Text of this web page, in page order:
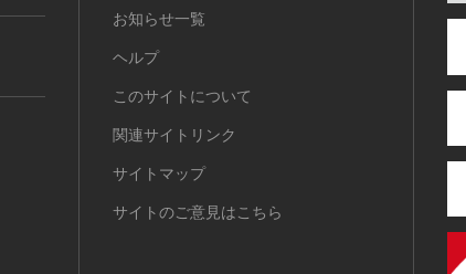
お知らせ一覧
ヘルプ
このサイトについて
関連サイトリンク
サイトマップ
サイトのご意見はこちら